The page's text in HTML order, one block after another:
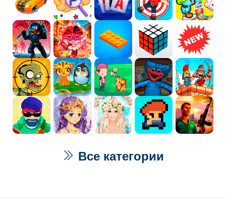
Все категории